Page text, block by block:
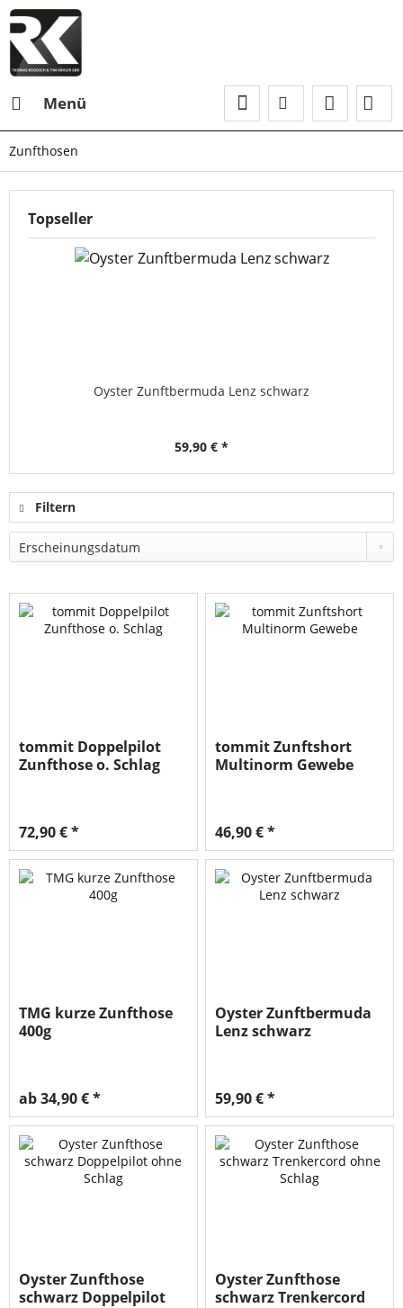
Menü
Zunfthosen
Topseller
Oyster Zunftbermuda Lenz schwarz
59,90 € *
Filtern
tommit Doppelpilot
Zunfthose o. Schlag
72,90 € *
tommit Zunftshort
Multinorm Gewebe
46,90 € *
TMG kurze Zunfthose
400g
ab 34,90 € *
Oyster Zunftbermuda
Lenz schwarz
59,90 € *
Oyster Zunfthose
schwarz Doppelpilot
Oyster Zunfthose
schwarz Trenkercord